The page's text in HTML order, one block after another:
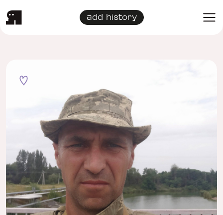
add history